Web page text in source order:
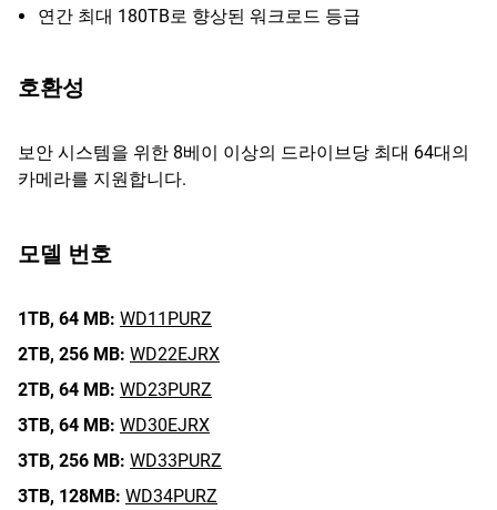
연간 최대 180TB로 향상된 워크로드 등급
호환성
보안 시스템을 위한 8베이 이상의 드라이브당 최대 64대의
카메라를 지원합니다.
모델 번호
1TB, 64 MB: WD11PURZ
2TB, 256 MB: WD22EJRX
2TB, 64 MB: WD23PURZ
3TB, 64 MB: WD30EJRX
3TB, 256 MB: WD33PURZ
3TB, 128MB: WD34PURZ